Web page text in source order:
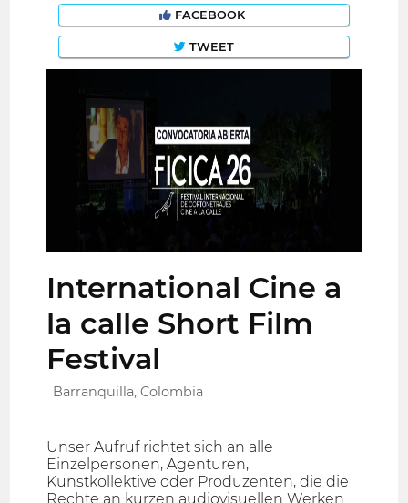
FACEBOOK
TWEET
International Cine a
la calle Short Film
Festival
Barranquilla, Colombia
Unser Aufruf richtet sich an alle
Einzelpersonen, Agenturen,
Kunstkollektive oder Produzenten, die die
Rechte an kurzen audiovisuellen Werken